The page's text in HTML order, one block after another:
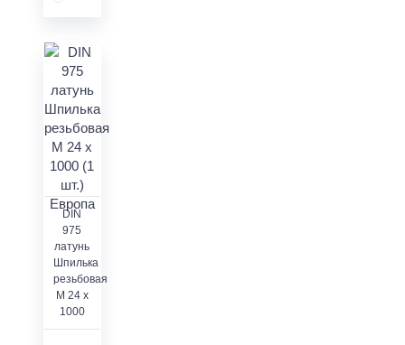
DIN
975
латунь
Шпилька
резьбовая
M 24 x
1000